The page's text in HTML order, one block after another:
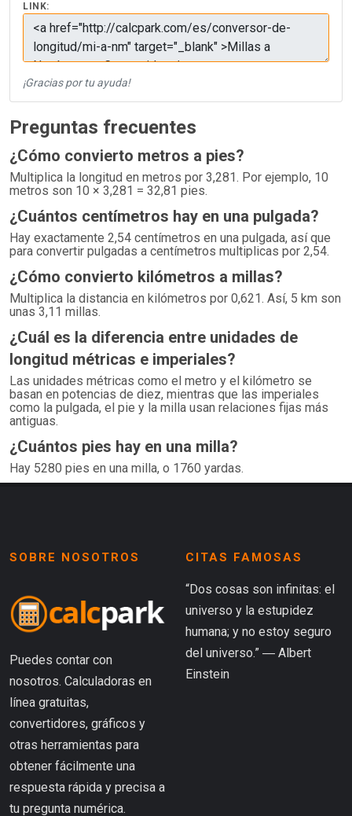
LINK:
¡Gracias por tu ayuda!
Preguntas frecuentes
¿Cómo convierto metros a pies?
Multiplica la longitud en metros por 3,281. Por ejemplo, 10
metros son 10 × 3,281 = 32,81 pies.
¿Cuántos centímetros hay en una pulgada?
Hay exactamente 2,54 centímetros en una pulgada, así que
para convertir pulgadas a centímetros multiplicas por 2,54.
¿Cómo convierto kilómetros a millas?
Multiplica la distancia en kilómetros por 0,621. Así, 5 km son
unas 3,11 millas.
¿Cuál es la diferencia entre unidades de
longitud métricas e imperiales?
Las unidades métricas como el metro y el kilómetro se
basan en potencias de diez, mientras que las imperiales
como la pulgada, el pie y la milla usan relaciones fijas más
antiguas.
¿Cuántos pies hay en una milla?
Hay 5280 pies en una milla, o 1760 yardas.
SOBRE NOSOTROS
Puedes contar con
nosotros. Calculadoras en
línea gratuitas,
convertidores, gráficos y
otras herramientas para
obtener fácilmente una
respuesta rápida y precisa a
tu pregunta numérica.
CITAS FAMOSAS
“Dos cosas son infinitas: el
universo y la estupidez
humana; y no estoy seguro
del universo.” ― Albert
Einstein